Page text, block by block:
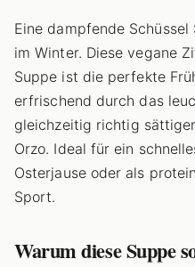
Eine dampfende
im Winter. Diese vegane
Suppe ist die perfekte
erfrischend durch das
gleichzeitig richtig
Orzo. Ideal für ein
Osterjause oder als
Sport.
Warum diese Suppe